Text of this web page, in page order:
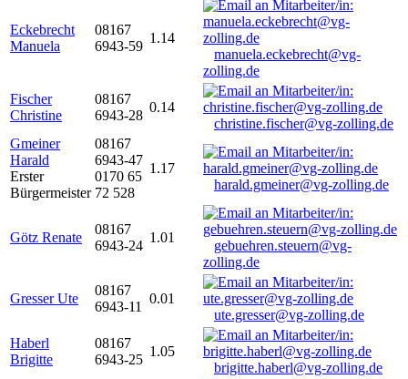
Eckebrecht
Manuela
08167
6943-59
1.14
manuela.eckebrecht@vg-
zolling.de
Fischer
Christine
08167
6943-28
0.14
christine.fischer@vg-zolling.de
Gmeiner
Harald
Erster
Bürgermeister
08167
6943-47
0170 65
72 528
1.17
harald.gmeiner@vg-zolling.de
Götz Renate
08167
6943-24
1.01
gebuehren.steuern@vg-
zolling.de
Gresser Ute
08167
6943-11
0.01
ute.gresser@vg-zolling.de
Haberl
Brigitte
08167
6943-25
1.05
brigitte.haberl@vg-zolling.de